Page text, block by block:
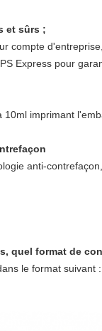
et sûrs ;
compte
Express pour
anti-
quel format de
le format suivant